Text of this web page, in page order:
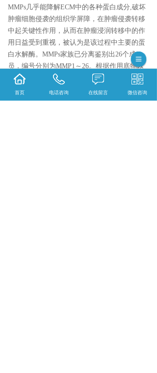
MMPs几乎能降解ECM中的各种蛋白成分,破坏
肿瘤细胞侵袭的组织学屏障，在肿瘤侵袭转移
中起关键性作用，从而在肿瘤浸润转移中的作
用日益受到重视，被认为是该过程中主要的蛋
白水解酶。MMPs家族已分离鉴别出26个成
员，编号分别为MMP1～26。根据作用底物以
及片断同源性，将MMPs分为6类，为胶原酶、
明胶酶、基质降解素、基质溶解素、furin活化
的MMP和其他分泌型MMP。
首页 电话咨询 在线留言 微信咨询